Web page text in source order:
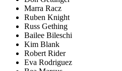
Marra Racz
Ruben Knight
Russ Gething
Bailee Bileschi
Kim Blank
Robert Rider
Eva Rodriguez